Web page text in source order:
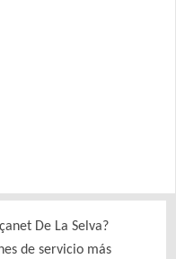
De La Selva?
de servicio más